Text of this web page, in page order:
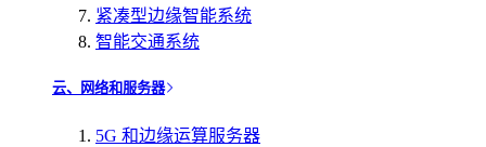
紧凑型边缘智能系统
智能交通系统
云、网络和服务器
5G 和边缘运算服务器